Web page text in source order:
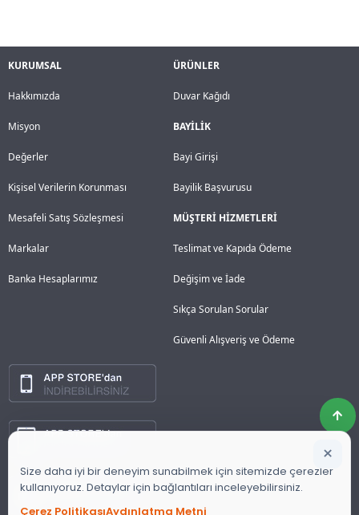
KURUMSAL
Hakkımızda
Misyon
Değerler
Kişisel Verilerin Korunması
Mesafeli Satış Sözleşmesi
Markalar
Banka Hesaplarımız
ÜRÜNLER
Duvar Kağıdı
BAYİLİK
Bayi Girişi
Bayilik Başvurusu
MÜŞTERİ HİZMETLERİ
Teslimat ve Kapıda Ödeme
Değişim ve İade
Sıkça Sorulan Sorular
Güvenli Alışveriş ve Ödeme
Size daha iyi bir deneyim sunabilmek için sitemizde çerezler
kullanıyoruz. Detaylar için bağlantıları inceleyebilirsiniz.
Çerez PolitikasıAydınlatma Metni
×